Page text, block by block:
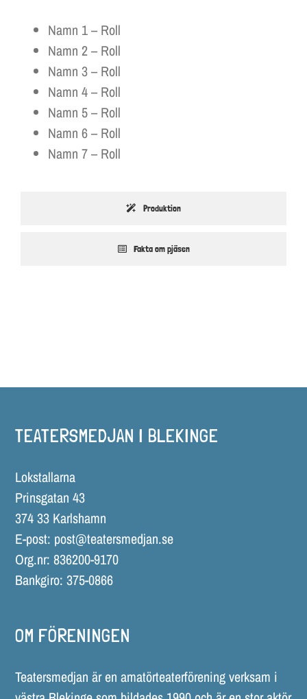
Namn 1 – Roll
Namn 2 – Roll
Namn 3 – Roll
Namn 4 – Roll
Namn 5 – Roll
Namn 6 – Roll
Namn 7 – Roll
Produktion
Fakta om pjäsen
TEATERSMEDJAN I BLEKINGE
Lokstallarna
Prinsgatan 43
374 33 Karlshamn
E-post: post@teatersmedjan.se
Org.nr: 836200-9170
Bankgiro: 375-0866
OM FÖRENINGEN
Teatersmedjan är en amatörteaterförening verksam i